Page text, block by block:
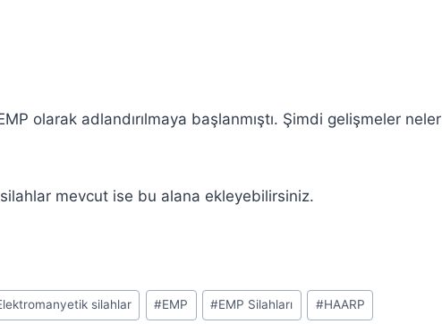
olarak adlandırılmaya başlanmıştı. Şimdi gelişmeler neler
mevcut ise bu alana ekleyebilirsiniz.
silahlar #EMP #EMP Silahları #HAARP